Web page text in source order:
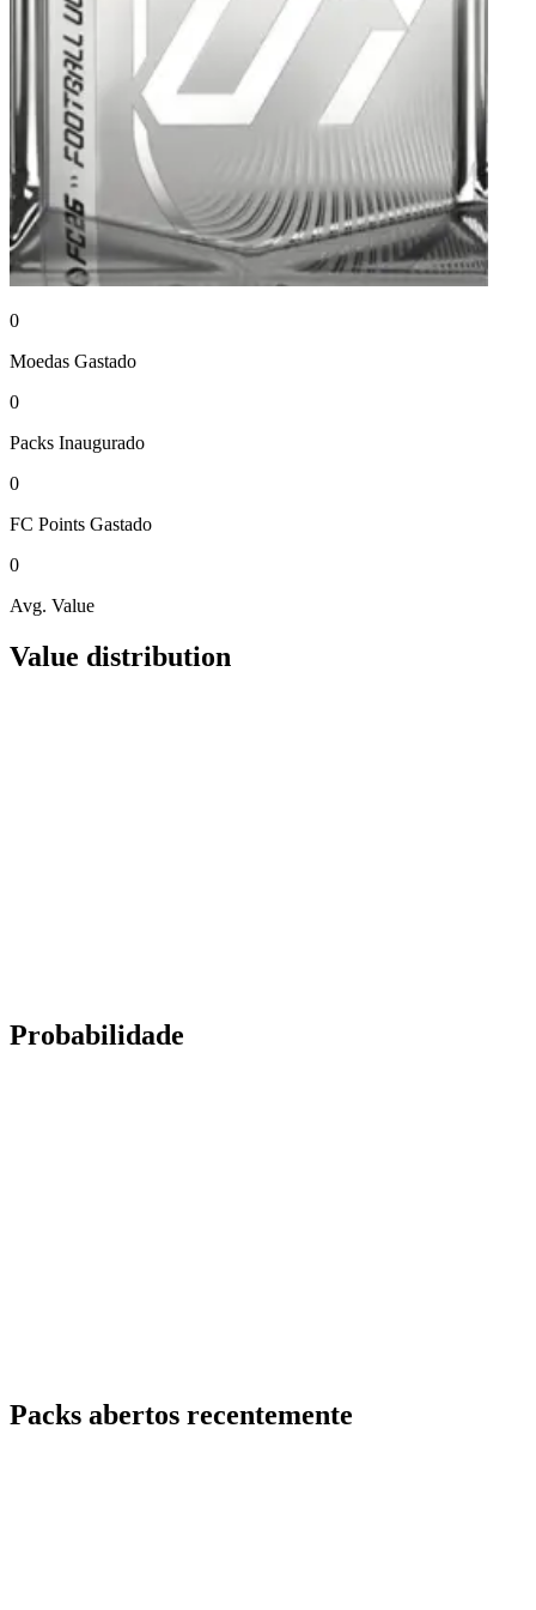
0
Moedas Gastado
0
Packs Inaugurado
0
FC Points Gastado
0
Avg. Value
Value distribution
Probabilidade
Packs abertos recentemente